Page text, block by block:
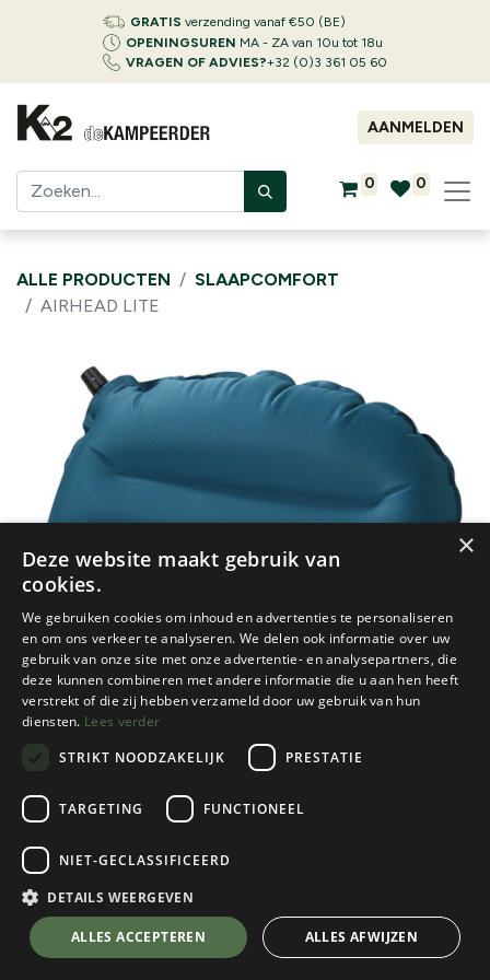
GRATIS verzending vanaf €50 (BE)
OPENINGSUREN MA - ZA van 10u tot 18u
VRAGEN OF ADVIES?+32 (0)3 361 05 60
AANMELDEN
0 0
ALLE PRODUCTEN
SLAAPCOMFORT
AIRHEAD LITE
Thermarest
Airhead Lite
Deep Pacific I
Kies een maat
💬 Stel je vraag over dit product via WhatsApp
×
Deze website maakt gebruik van
cookies.
We gebruiken cookies om inhoud en advertenties te personaliseren
en om ons verkeer te analyseren. We delen ook informatie over uw
gebruik van onze site met onze advertentie- en analysepartners, die
deze kunnen combineren met andere informatie die u aan hen heeft
verstrekt of die zij hebben verzameld door uw gebruik van hun
diensten. Lees verder
STRIKT NOODZAKELIJK
PRESTATIE
TARGETING FUNCTIONEEL
NIET-GECLASSIFICEERD
DETAILS WEERGEVEN
ALLES ACCEPTEREN ALLES AFWIJZEN